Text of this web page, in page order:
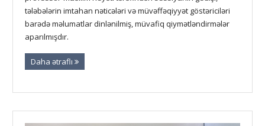
tələbələrin imtahan nəticələri və müvəffəqiyyət göstəriciləri
barədə məlumatlar dinlənilmiş, müvafiq qiymətləndirmələr
aparılmışdır.
Daha ətraflı